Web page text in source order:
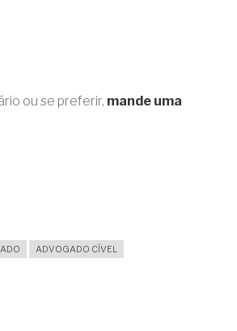
ou se preferir, mande uma
ADVOGADO CÍVEL